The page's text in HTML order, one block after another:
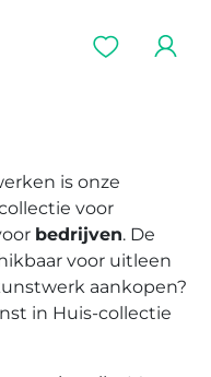
is onze
voor
bedrijven. De
voor uitleen
aankopen?
in Huis-collectie